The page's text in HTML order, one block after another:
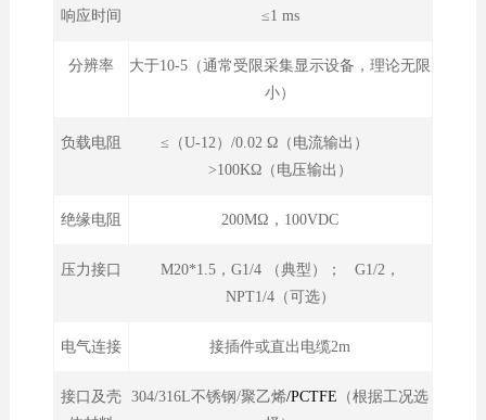
响应时间 ≤1 ms
分辨率
大于10-5（通常受限采集显示设备，理论无限
小）
负载电阻
≤（U-12）/0.02 Ω（电流输出）
>100KΩ（电压输出）
绝缘电阻 200MΩ，100VDC
压力接口
M20*1.5，G1/4 （典型）； G1/2，
NPT1/4（可选）
电气连接 接插件或直出电缆2m
接口及壳
304/316L不锈钢/聚乙烯/PCTFE （根据工况选